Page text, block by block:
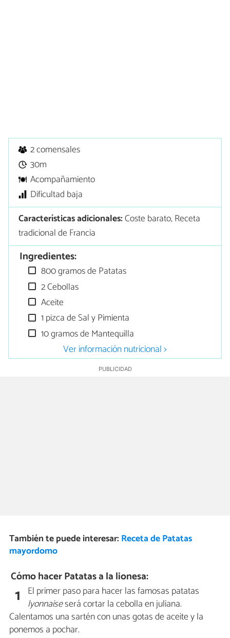
2 comensales
30m
Acompañamiento
Dificultad baja
Características adicionales:Coste barato, Receta
tradicional de Francia
Ingredientes:
800 gramos de Patatas
2 Cebollas
Aceite
1 pizca de Sal y Pimienta
10 gramos de Mantequilla
Ver información nutricional >
También te puede interesar: Receta de Patatas
mayordomo
Cómo hacer Patatas a la lionesa:
1 El primer paso para hacer las famosas patatas
lyonnaiseserá cortar la cebolla en juliana.
Calentamos una sartén con unas gotas de aceite y la
ponemos a pochar.